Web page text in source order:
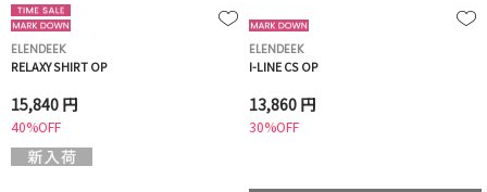
ELENDEEK
RELAXY SHIRT OP
15,840 円
40%OFF
ELENDEEK
I-LINE CS OP
13,860 円
30%OFF